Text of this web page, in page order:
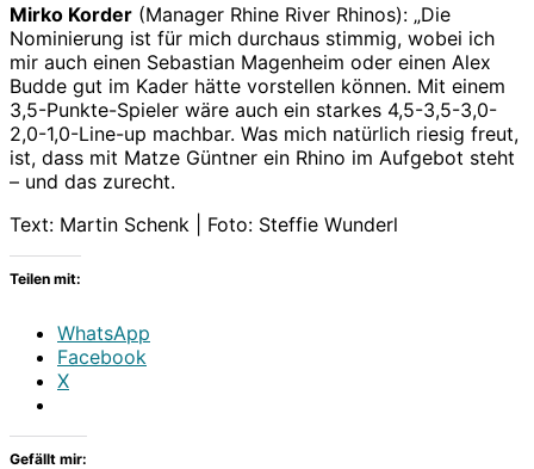
Mirko Korder (Manager Rhine River Rhinos): „Die
Nominierung ist für mich durchaus stimmig, wobei ich
mir auch einen Sebastian Magenheim oder einen Alex
Budde gut im Kader hätte vorstellen können. Mit einem
3,5-Punkte-Spieler wäre auch ein starkes 4,5-3,5-3,0-
2,0-1,0-Line-up machbar. Was mich natürlich riesig freut,
ist, dass mit Matze Güntner ein Rhino im Aufgebot steht
– und das zurecht.
Text: Martin Schenk | Foto: Steffie Wunderl
Teilen mit:
WhatsApp
Facebook
X
Gefällt mir: